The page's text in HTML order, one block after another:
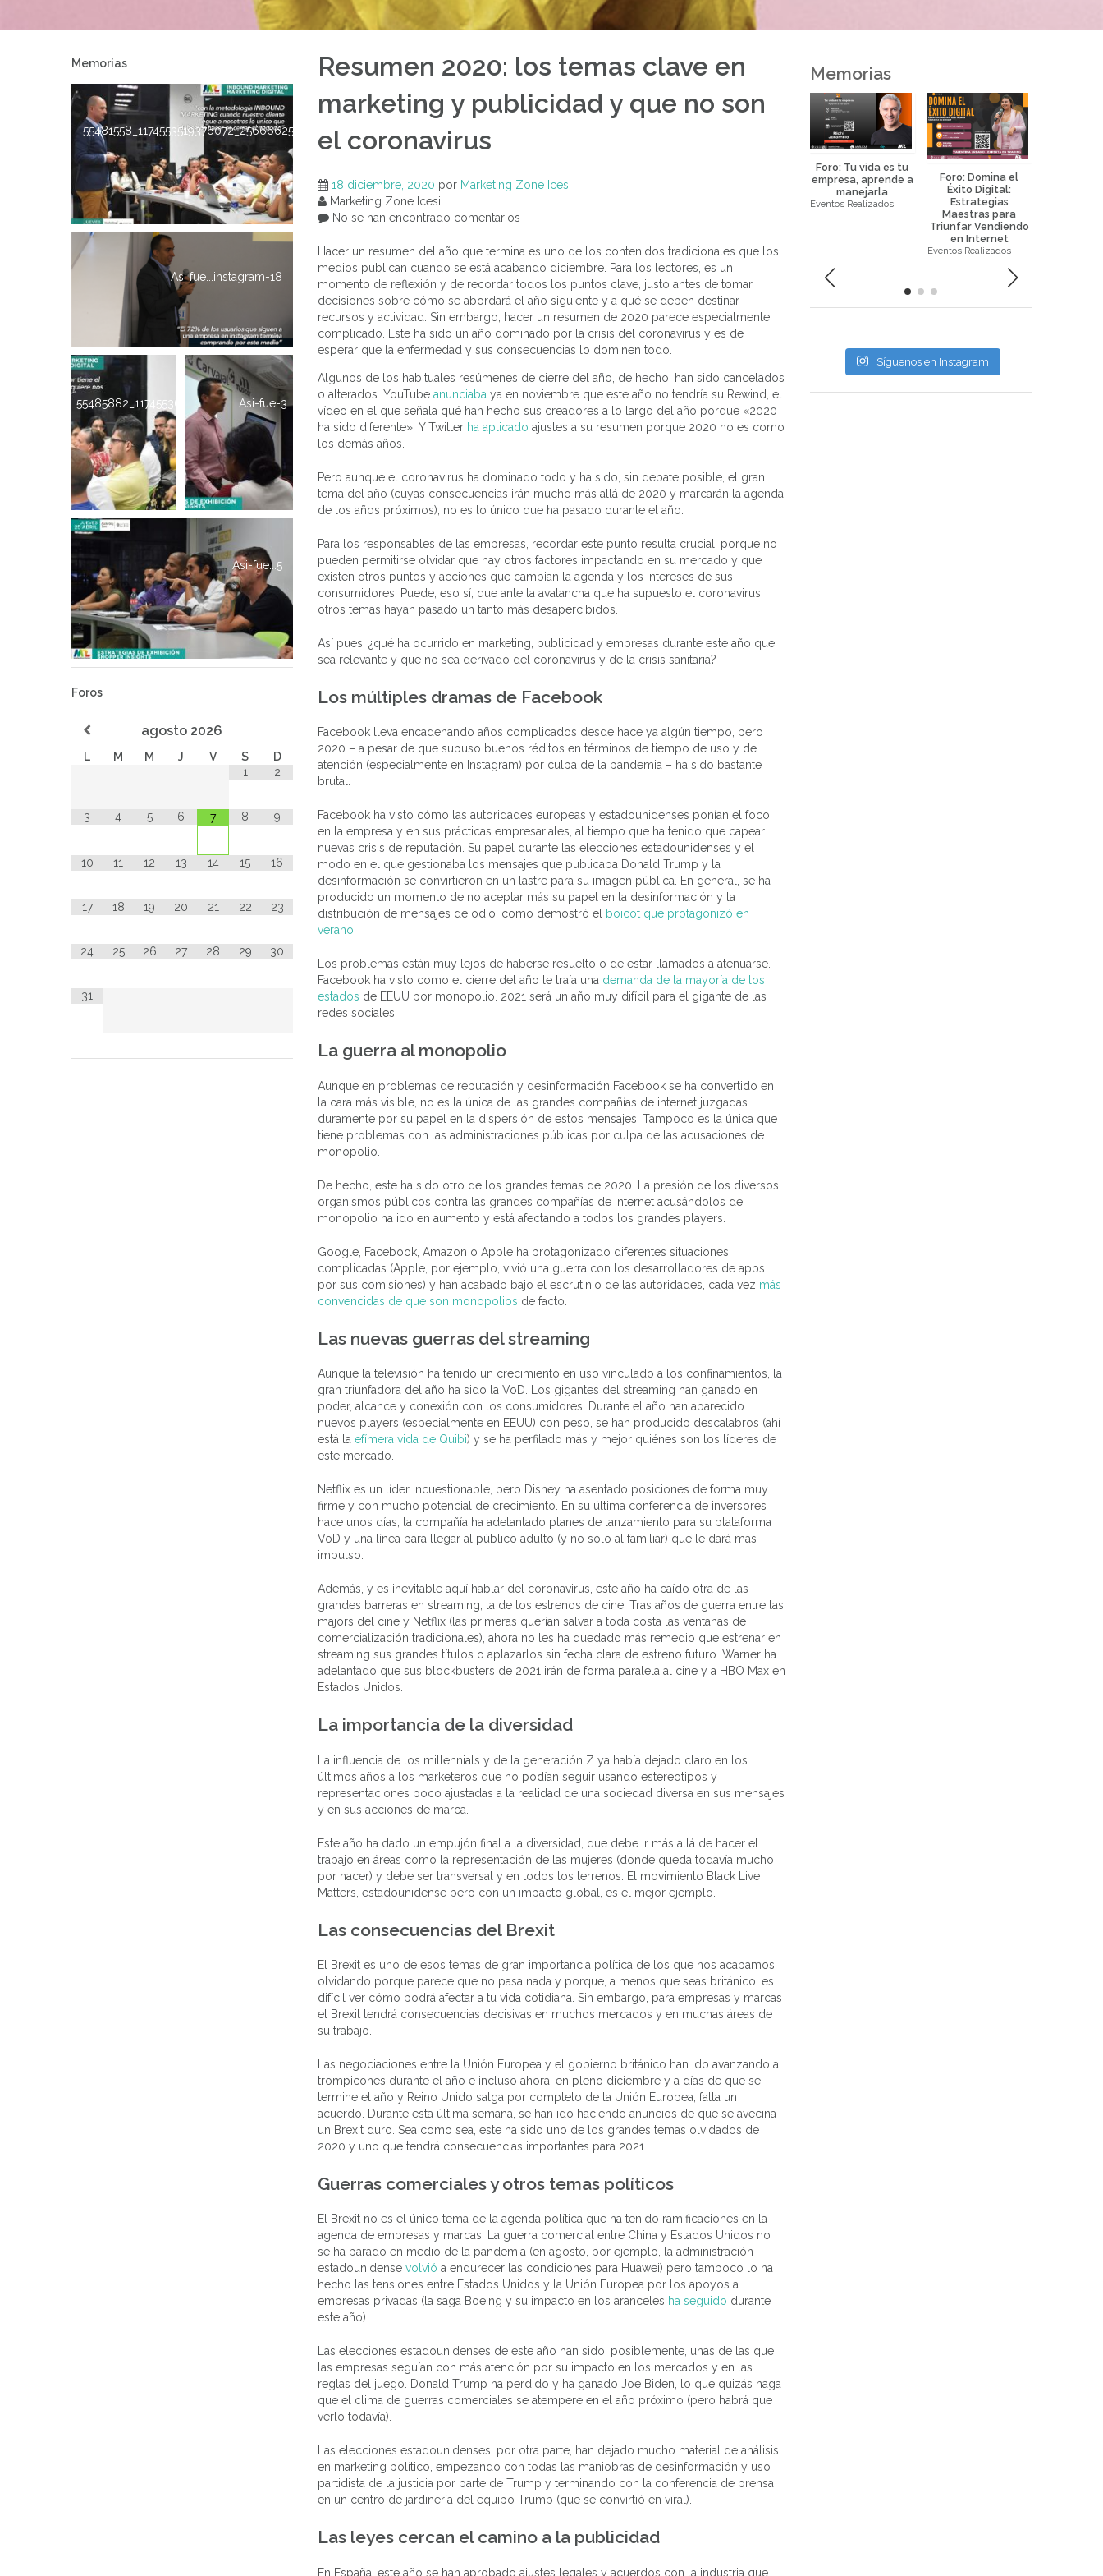
Memorias
55481558_1174553519376072_256666257766481920_n
Asi fue...instagram-18
55485882_1174553612709396_6625895542742319104_n
Asi-fue-3
Asi-fue...5
Foros
agosto 2026
L M M J V S
D
1
2
3 4 5 6 7 8 9
10 11 12 13 14 15 16
17 18 19 20 21 22 23
24 25 26 27 28 29 30
31
Resumen 2020: los temas clave en
marketing y publicidad y que no son
el coronavirus
18 diciembre, 2020 por Marketing Zone Icesi
Marketing Zone Icesi
No se han encontrado comentarios
Hacer un resumen del año que termina es uno de los contenidos tradicionales que los
medios publican cuando se está acabando diciembre. Para los lectores, es un
momento de reflexión y de recordar todos los puntos clave, justo antes de tomar
decisiones sobre cómo se abordará el año siguiente y a qué se deben destinar
recursos y actividad. Sin embargo, hacer un resumen de 2020 parece especialmente
complicado. Este ha sido un año dominado por la crisis del coronavirus y es de
esperar que la enfermedad y sus consecuencias lo dominen todo.
Algunos de los habituales resúmenes de cierre del año, de hecho, han sido cancelados
o alterados. YouTube anunciaba ya en noviembre que este año no tendría su Rewind, el
vídeo en el que señala qué han hecho sus creadores a lo largo del año porque «2020
ha sido diferente». Y Twitter ha aplicado ajustes a su resumen porque 2020 no es como
los demás años.
Pero aunque el coronavirus ha dominado todo y ha sido, sin debate posible, el gran
tema del año (cuyas consecuencias irán mucho más allá de 2020 y marcarán la agenda
de los años próximos), no es lo único que ha pasado durante el año.
Para los responsables de las empresas, recordar este punto resulta crucial, porque no
pueden permitirse olvidar que hay otros factores impactando en su mercado y que
existen otros puntos y acciones que cambian la agenda y los intereses de sus
consumidores. Puede, eso sí, que ante la avalancha que ha supuesto el coronavirus
otros temas hayan pasado un tanto más desapercibidos.
Así pues, ¿qué ha ocurrido en marketing, publicidad y empresas durante este año que
sea relevante y que no sea derivado del coronavirus y de la crisis sanitaria?
Los múltiples dramas de Facebook
Facebook lleva encadenando años complicados desde hace ya algún tiempo, pero
2020 – a pesar de que supuso buenos réditos en términos de tiempo de uso y de
atención (especialmente en Instagram) por culpa de la pandemia – ha sido bastante
brutal.
Facebook ha visto cómo las autoridades europeas y estadounidenses ponían el foco
en la empresa y en sus prácticas empresariales, al tiempo que ha tenido que capear
nuevas crisis de reputación. Su papel durante las elecciones estadounidenses y el
modo en el que gestionaba los mensajes que publicaba Donald Trump y la
desinformación se convirtieron en un lastre para su imagen pública. En general, se ha
producido un momento de no aceptar más su papel en la desinformación y la
distribución de mensajes de odio, como demostró el boicot que protagonizó en
verano.
Los problemas están muy lejos de haberse resuelto o de estar llamados a atenuarse.
Facebook ha visto como el cierre del año le traía una demanda de la mayoría de los
estados de EEUU por monopolio. 2021 será un año muy difícil para el gigante de las
redes sociales.
La guerra al monopolio
Aunque en problemas de reputación y desinformación Facebook se ha convertido en
la cara más visible, no es la única de las grandes compañías de internet juzgadas
duramente por su papel en la dispersión de estos mensajes. Tampoco es la única que
tiene problemas con las administraciones públicas por culpa de las acusaciones de
monopolio.
De hecho, este ha sido otro de los grandes temas de 2020. La presión de los diversos
organismos públicos contra las grandes compañías de internet acusándolos de
monopolio ha ido en aumento y está afectando a todos los grandes players.
Google, Facebook, Amazon o Apple ha protagonizado diferentes situaciones
complicadas (Apple, por ejemplo, vivió una guerra con los desarrolladores de apps
por sus comisiones) y han acabado bajo el escrutinio de las autoridades, cada vez más
convencidas de que son monopolios de facto.
Las nuevas guerras del streaming
Aunque la televisión ha tenido un crecimiento en uso vinculado a los confinamientos, la
gran triunfadora del año ha sido la VoD. Los gigantes del streaming han ganado en
poder, alcance y conexión con los consumidores. Durante el año han aparecido
nuevos players (especialmente en EEUU) con peso, se han producido descalabros (ahí
está la efímera vida de Quibi) y se ha perfilado más y mejor quiénes son los líderes de
este mercado.
Netflix es un líder incuestionable, pero Disney ha asentado posiciones de forma muy
firme y con mucho potencial de crecimiento. En su última conferencia de inversores
hace unos días, la compañía ha adelantado planes de lanzamiento para su plataforma
VoD y una línea para llegar al público adulto (y no solo al familiar) que le dará más
impulso.
Además, y es inevitable aquí hablar del coronavirus, este año ha caído otra de las
grandes barreras en streaming, la de los estrenos de cine. Tras años de guerra entre las
majors del cine y Netflix (las primeras querían salvar a toda costa las ventanas de
comercialización tradicionales), ahora no les ha quedado más remedio que estrenar en
streaming sus grandes títulos o aplazarlos sin fecha clara de estreno futuro. Warner ha
adelantado que sus blockbusters de 2021 irán de forma paralela al cine y a HBO Max en
Estados Unidos.
La importancia de la diversidad
La influencia de los millennials y de la generación Z ya había dejado claro en los
últimos años a los marketeros que no podían seguir usando estereotipos y
representaciones poco ajustadas a la realidad de una sociedad diversa en sus mensajes
y en sus acciones de marca.
Este año ha dado un empujón final a la diversidad, que debe ir más allá de hacer el
trabajo en áreas como la representación de las mujeres (donde queda todavía mucho
por hacer) y debe ser transversal y en todos los terrenos. El movimiento Black Live
Matters, estadounidense pero con un impacto global, es el mejor ejemplo.
Las consecuencias del Brexit
El Brexit es uno de esos temas de gran importancia política de los que nos acabamos
olvidando porque parece que no pasa nada y porque, a menos que seas británico, es
difícil ver cómo podrá afectar a tu vida cotidiana. Sin embargo, para empresas y marcas
el Brexit tendrá consecuencias decisivas en muchos mercados y en muchas áreas de
su trabajo.
Las negociaciones entre la Unión Europea y el gobierno británico han ido avanzando a
trompicones durante el año e incluso ahora, en pleno diciembre y a días de que se
termine el año y Reino Unido salga por completo de la Unión Europea, falta un
acuerdo. Durante esta última semana, se han ido haciendo anuncios de que se avecina
un Brexit duro. Sea como sea, este ha sido uno de los grandes temas olvidados de
2020 y uno que tendrá consecuencias importantes para 2021.
Guerras comerciales y otros temas políticos
El Brexit no es el único tema de la agenda política que ha tenido ramificaciones en la
agenda de empresas y marcas. La guerra comercial entre China y Estados Unidos no
se ha parado en medio de la pandemia (en agosto, por ejemplo, la administración
estadounidense volvió a endurecer las condiciones para Huawei) pero tampoco lo ha
hecho las tensiones entre Estados Unidos y la Unión Europea por los apoyos a
empresas privadas (la saga Boeing y su impacto en los aranceles ha seguido durante
este año).
Las elecciones estadounidenses de este año han sido, posiblemente, unas de las que
las empresas seguían con más atención por su impacto en los mercados y en las
reglas del juego. Donald Trump ha perdido y ha ganado Joe Biden, lo que quizás haga
que el clima de guerras comerciales se atempere en el año próximo (pero habrá que
verlo todavía).
Las elecciones estadounidenses, por otra parte, han dejado mucho material de análisis
en marketing político, empezando con todas las maniobras de desinformación y uso
partidista de la justicia por parte de Trump y terminando con la conferencia de prensa
en un centro de jardinería del equipo Trump (que se convirtió en viral).
Las leyes cercan el camino a la publicidad
En España, este año se han aprobado ajustes legales y acuerdos con la industria que
Memorias
behavioral science
Eventos Realizados
Foro: Tu vida es tu
empresa, aprende a
manejarla
Eventos Realizados
Foro: Domina el
Éxito Digital:
Estrategias
Maestras para
Triunfar Vendiendo
en Internet
Eventos Realizados
Síguenos en Instagram